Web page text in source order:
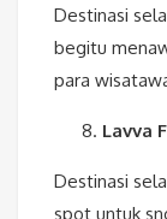
Destinasi
begitu
para
Lavva
Destinasi
spot untuk